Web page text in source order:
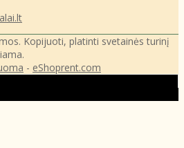
Kopijuoti, platinti svetainės turinį
- eShoprent.com